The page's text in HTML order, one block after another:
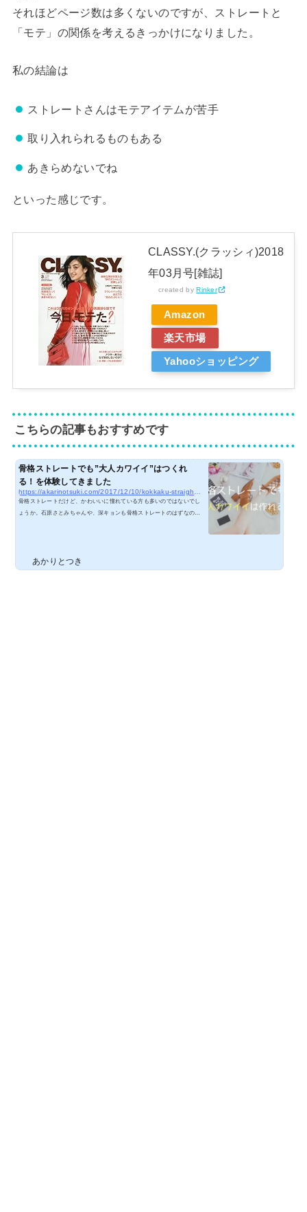
それほどページ数は多くないのですが、ストレートと
「モテ」の関係を考えるきっかけになりました。
私の結論は
ストレートさんはモテアイテムが苦手
取り入れられるものもある
あきらめないでね
といった感じです。
CLASSY.(クラッシィ)2018
年03月号[雑誌]
created byRinker
Amazon
楽天市場
Yahooショッピング
こちらの記事もおすすめです
骨格ストレートでも”大人カワイイ”はつくれ
る！を体験してきました
https://akarinotsuki.com/2017/12/10/kokkaku-straight-otona-kawaii
骨格ストレートだけど、かわいいに憧れている方も多いのではないでし
ょうか。石原さとみちゃんや、深キョンも骨格ストレートのはずなの
「大人カワイイ」を実現してくれるスタイリストさんに会いに行ってき
ました。実は、プロの方に実際に会って見てもらうのは骨格診断とパー
あかりとつき